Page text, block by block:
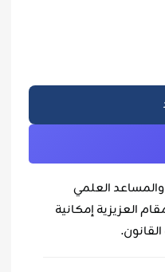
العلمي
العزيزية إمكانية